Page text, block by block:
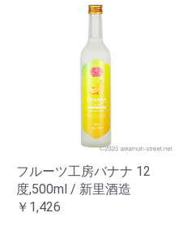
フルーツ工房バナナ 12
度,500ml / 新里酒造
￥1,426